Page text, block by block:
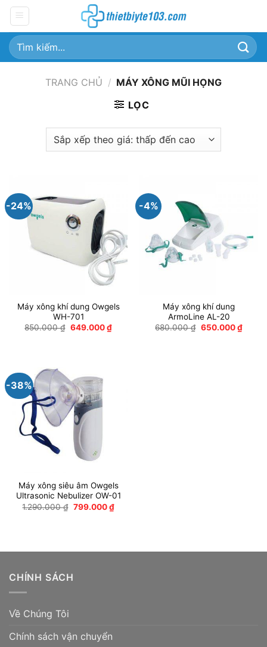
Chuyển
đến
nội
dung
Tìm
kiếm:
TRANG CHỦ / MÁY XÔNG MŨI HỌNG
LỌC
-24%
Máy xông khí dung Owgels
WH-701
850.000₫ Giá
649.000₫Giá
hiện
-4%
Máy xông khí dung
ArmoLine AL-20
680.000₫ Giá
650.000₫Giá
hiện
-38%
Máy xông siêu âm Owgels
Ultrasonic Nebulizer OW-01
1.290.000₫ Giá
799.000₫Giá
hiện
CHÍNH SÁCH
Về Chúng Tôi
Chính sách vận chuyển